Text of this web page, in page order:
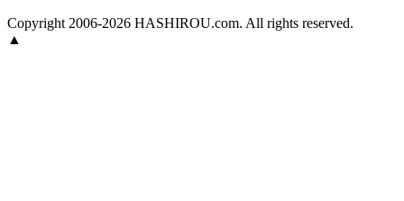
Copyright 2006-2026 HASHIROU.com. All rights reserved.
▲